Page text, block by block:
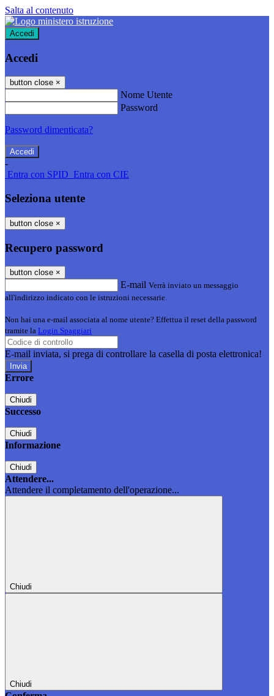
Salta al contenuto
Accedi
Accedi
button close ×
Nome Utente
Password
Password dimenticata?
-
Entra con SPID Entra con CIE
Seleziona utente
button close ×
Recupero password
button close ×
E-mail Verrà inviato un messaggio
all'indirizzo indicato con le istruzioni necessarie.
Non hai una e-mail associata al nome utente? Effettua il reset della password
tramite la Login Spaggiari
E-mail inviata, si prega di controllare la casella di posta elettronica!
Errore
Chiudi
Successo
Chiudi
Informazione
Chiudi
Attendere...
Attendere il completamento dell'operazione...
Chiudi
Chiudi